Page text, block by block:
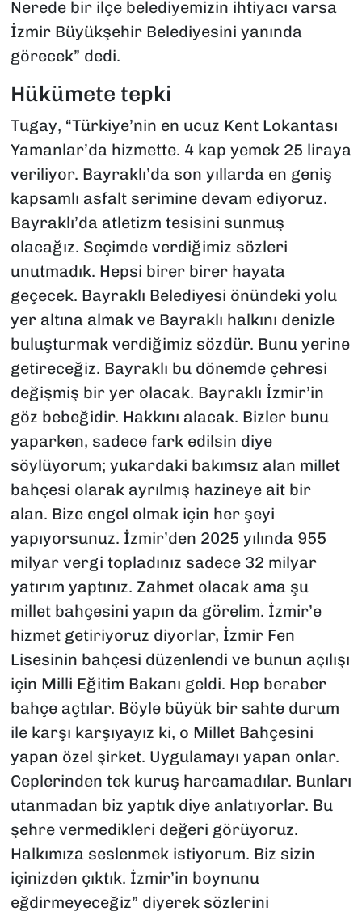
Nerede bir ilçe belediyemizin ihtiyacı varsa
İzmir Büyükşehir Belediyesini yanında
görecek” dedi.
Hükümete tepki
Tugay, “Türkiye’nin en ucuz Kent Lokantası
Yamanlar’da hizmette. 4 kap yemek 25 liraya
veriliyor. Bayraklı’da son yıllarda en geniş
kapsamlı asfalt serimine devam ediyoruz.
Bayraklı’da atletizm tesisini sunmuş
olacağız. Seçimde verdiğimiz sözleri
unutmadık. Hepsi birer birer hayata
geçecek. Bayraklı Belediyesi önündeki yolu
yer altına almak ve Bayraklı halkını denizle
buluşturmak verdiğimiz sözdür. Bunu yerine
getireceğiz. Bayraklı bu dönemde çehresi
değişmiş bir yer olacak. Bayraklı İzmir’in
göz bebeğidir. Hakkını alacak. Bizler bunu
yaparken, sadece fark edilsin diye
söylüyorum; yukardaki bakımsız alan millet
bahçesi olarak ayrılmış hazineye ait bir
alan. Bize engel olmak için her şeyi
yapıyorsunuz. İzmir’den 2025 yılında 955
milyar vergi topladınız sadece 32 milyar
yatırım yaptınız. Zahmet olacak ama şu
millet bahçesini yapın da görelim. İzmir’e
hizmet getiriyoruz diyorlar, İzmir Fen
Lisesinin bahçesi düzenlendi ve bunun açılışı
için Milli Eğitim Bakanı geldi. Hep beraber
bahçe açtılar. Böyle büyük bir sahte durum
ile karşı karşıyayız ki, o Millet Bahçesini
yapan özel şirket. Uygulamayı yapan onlar.
Ceplerinden tek kuruş harcamadılar. Bunları
utanmadan biz yaptık diye anlatıyorlar. Bu
şehre vermedikleri değeri görüyoruz.
Halkımıza seslenmek istiyorum. Biz sizin
içinizden çıktık. İzmir’in boynunu
eğdirmeyeceğiz” diyerek sözlerini